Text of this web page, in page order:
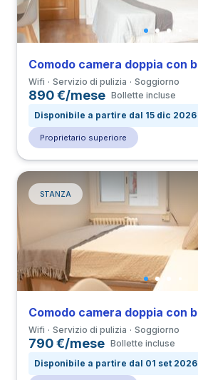
Wifi Servizio di pulizia Soggiorno
890 €/mese Bollette incluse
Disponibile a partire dal 15 dic 2026
Proprietario superiore
STANZA
Wifi Servizio di pulizia Soggiorno
790 €/mese Bollette incluse
Disponibile a partire dal 01 set 2026